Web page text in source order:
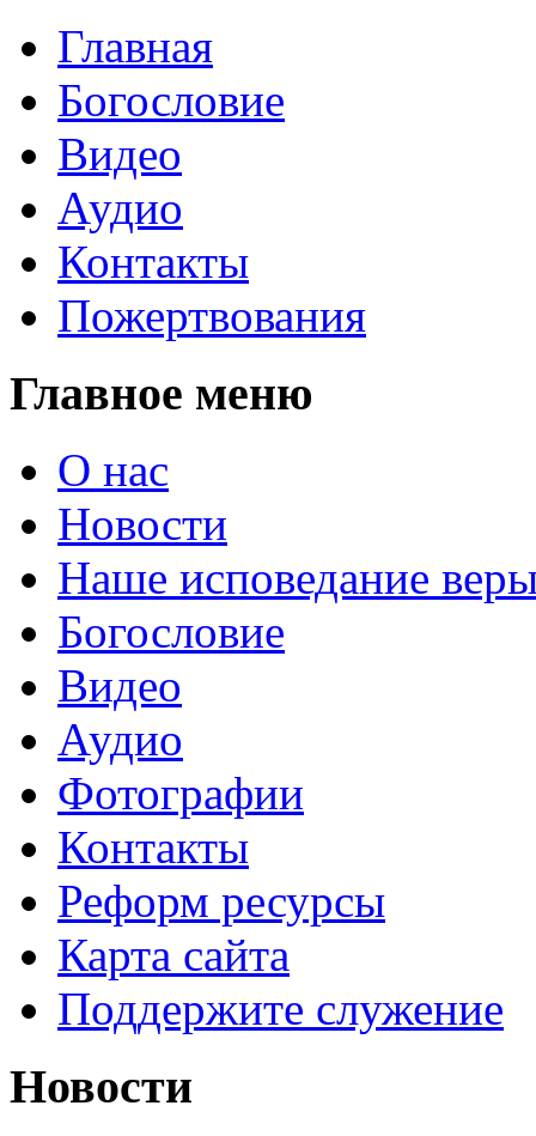
Главная
Богословие
Видео
Аудио
Контакты
Пожертвования
Главное меню
О нас
Новости
Наше исповедание
Богословие
Видео
Аудио
Фотографии
Контакты
Реформ ресурсы
Карта сайта
Поддержите служение
Новости